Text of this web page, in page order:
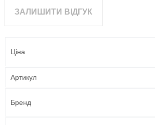
ЗАЛИШИТИ ВІДГУК
Ціна
Артикул
Бренд